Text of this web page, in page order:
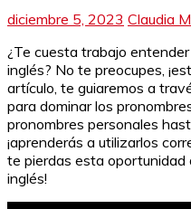
diciembre 5, 2023 Claudia
¿Te cuesta trabajo
inglés? No te preocupes,
artículo, te guiaremos a
para dominar los
pronombres personales
¡aprenderás a utilizarlos
te pierdas esta oportunidad
inglés!